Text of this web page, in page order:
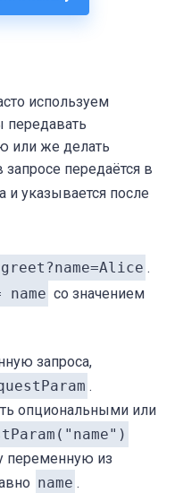
используем
передавать
или же делать
передаётся в
и указывается после
.
name cо значением
запроса,
.
опциональными или
переменную из
name .